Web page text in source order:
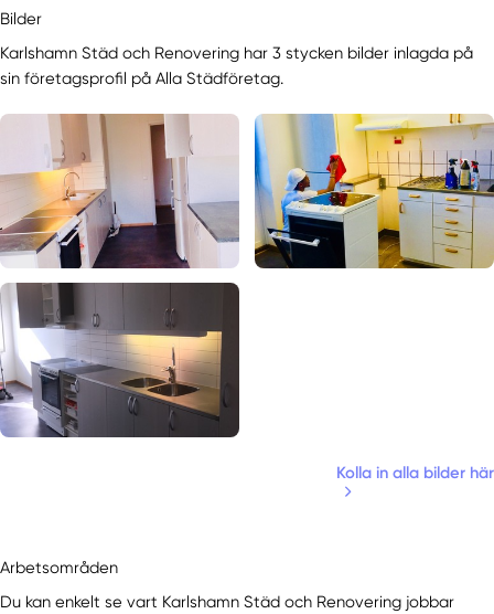
Bilder
Karlshamn Städ och Renovering har 3 stycken bilder inlagda på
sin företagsprofil på Alla Städföretag.
Kolla in alla bilder här
Arbetsområden
Du kan enkelt se vart Karlshamn Städ och Renovering jobbar